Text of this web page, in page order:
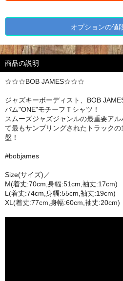
オプションの値
商品の説明
☆☆☆BOB JAMES☆☆☆
ジャズキーボーディスト、BOB
バム"ONE"モチーフＴシャツ！
スムーズジャズジャンルの最重要ア
て最もサンプリングされたトラック
盤！
#bobjames
Size(サイズ)／
M(着丈:70cm,身幅:51cm,袖丈:17cm)
L(着丈:74cm,身幅:55cm,袖丈:19cm)
XL(着丈:77cm,身幅:60cm,袖丈:20cm)